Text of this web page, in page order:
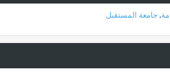
, جامعة المستقبل